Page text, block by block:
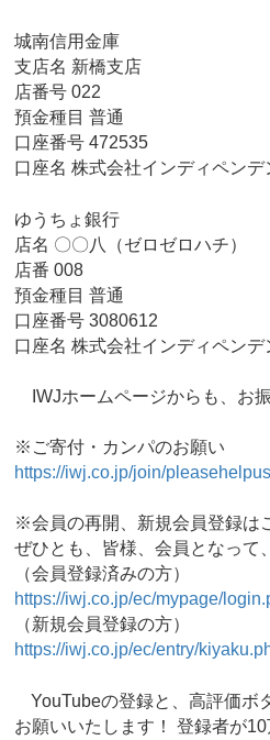
城南信用金庫
支店名 新橋支店
店番号 022
預金種目 普通
口座番号 472535
口座名 株式会社インディペン
ゆうちょ銀行
店名 〇〇八（ゼロゼロハチ）
店番 008
預金種目 普通
口座番号 3080612
口座名 株式会社インディペン
IWJホームページからも、お
※ご寄付・カンパのお願い
https://iwj.co.jp/join/
※会員の再開、新規会員登録は
ぜひとも、皆様、会員となって
（会員登録済みの方）
https://iwj.co.jp/ec/mypage/
（新規会員登録の方）
https://iwj.co.jp/ec/entry/
YouTubeの登録と、高評価ボ
お願いいたします！ 登録者が